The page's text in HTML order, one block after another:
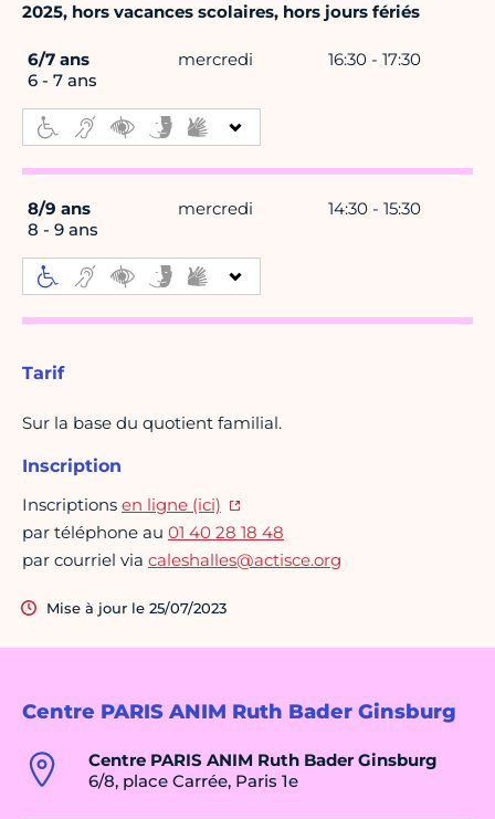
Centre PARIS ANIM Ruth Bader Ginsburg
Centre PARIS ANIM Ruth Bader Ginsburg
6/8, place Carrée, Paris 1e
2025, hors vacances scolaires, hors jours fériés
6/7 ans
6 - 7 ans
mercredi 16:30 - 17:30
8/9 ans
8 - 9 ans
mercredi 14:30 - 15:30
Tarif
Sur la base du quotient familial.
Inscription
Inscriptions en ligne (ici)
par téléphone au 01 40 28 18 48
par courriel via caleshalles@actisce.org
Mise à jour le 25/07/2023